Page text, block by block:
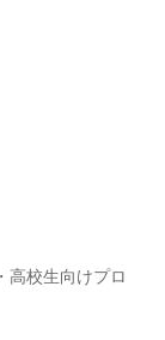
高校生向けプロ